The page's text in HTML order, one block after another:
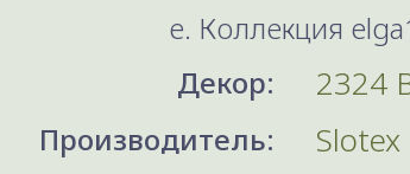
e. Коллекция
Декор:
2324
Производитель: Slotex